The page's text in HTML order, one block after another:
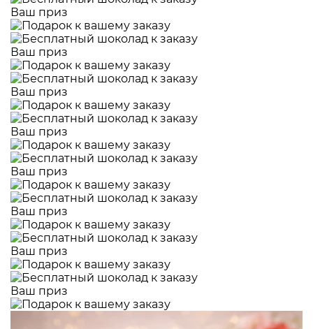
Ваш приз
Ваш приз
Ваш приз
Ваш приз
Ваш приз
Ваш приз
Ваш приз
Ваш приз